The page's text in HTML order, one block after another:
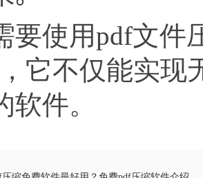
使用pdf文件压
它不仅能实现
件。